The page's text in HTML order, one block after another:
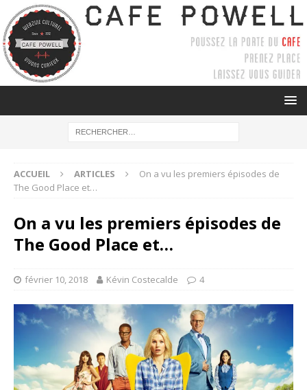
ACCUEIL ARTICLES
On a vu les premiers épisodes de
The Good Place et…
On a vu les premiers épisodes de
The Good Place et…
février 10, 2018 Kévin Costecalde 4